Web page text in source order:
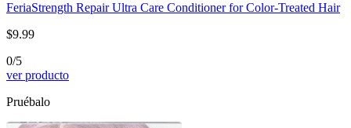
FeriaStrength Repair Ultra Care Conditioner for Color-Treated Hair
$9.99
0/5
ver producto
Pruébalo